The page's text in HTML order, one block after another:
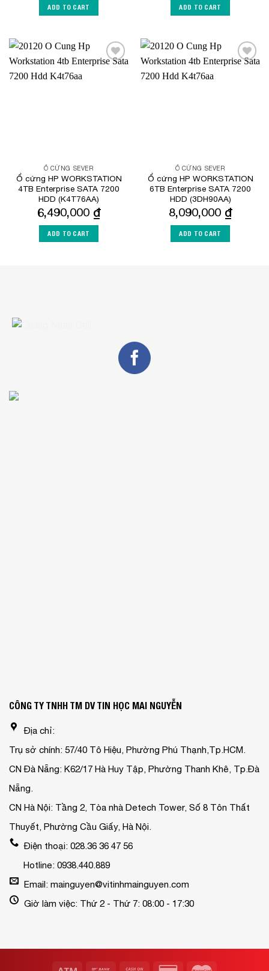
ADD TO CART ADD TO CART
Ổ CỨNG SEVER
Ổ cứng HP WORKSTATION
4TB Enterprise SATA 7200
HDD (K4T76AA)
6,490,000 ₫
ADD TO CART
Ổ CỨNG SEVER
Ổ cứng HP WORKSTATION
6TB Enterprise SATA 7200
HDD (3DH90AA)
8,090,000 ₫
ADD TO CART
CÔNG TY TNHH TM DV TIN HỌC MAI NGUYỄN
Địa chỉ:
Trụ sở chính: 57/40 Tô Hiệu, Phường Phú Thạnh,Tp.HCM.
CN Đà Nẵng: K62/17 Hà Huy Tập, Phường Thanh Khê, Tp.Đà
Nẵng.
CN Hà Nội: Tầng 2, Tòa nhà Detech Tower, Số 8 Tôn Thất
Thuyết, Phường Cầu Giấy, Hà Nội.
Điện thoại: 028.36 36 47 56
Hotline: 0938.440.889
Email: mainguyen@vitinhmainguyen.com
Giờ làm việc: Thứ 2 - Thứ 7: 08:00 - 17:30